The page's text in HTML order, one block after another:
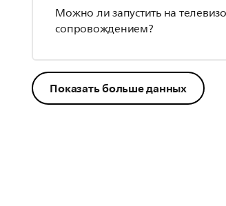
Можно ли запустить на
сопровождением?
Показать больше данных